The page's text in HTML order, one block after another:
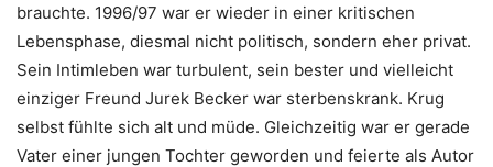
brauchte. 1996/97 war er wieder in einer kritischen
Lebensphase, diesmal nicht politisch, sondern eher privat.
Sein Intimleben war turbulent, sein bester und vielleicht
einziger Freund Jurek Becker war sterbenskrank. Krug
selbst fühlte sich alt und müde. Gleichzeitig war er gerade
Vater einer jungen Tochter geworden und feierte als Autor